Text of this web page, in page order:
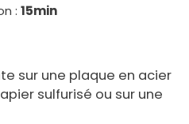
: 15min
sur une plaque en acier
sulfurisé ou sur une